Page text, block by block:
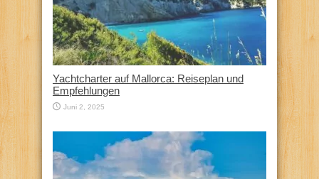
Yachtcharter auf Mallorca: Reiseplan und
Empfehlungen
Juni 2, 2025